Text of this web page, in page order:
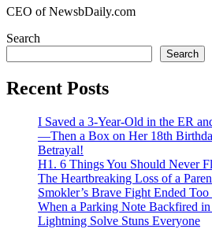
CEO of NewsbDaily.com
Search
Search
Recent Posts
I Saved a 3-Year-Old in the ER
—Then a Box on Her 18th
Betrayal!
H1. 6 Things You Should Never
The Heartbreaking Loss of a
Smokler’s Brave Fight Ended Too
When a Parking Note Backfired
Lightning Solve Stuns Everyone